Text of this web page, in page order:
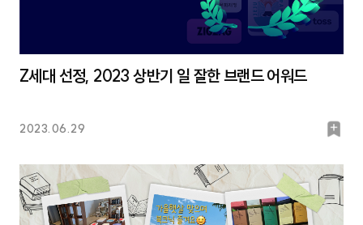
Z세대 선정, 2023 상반기 일 잘한 브랜드 어워드
2023.06.29
북
크